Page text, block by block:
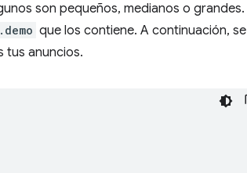
son pequeños, medianos o grandes.
.demo que los contiene. A continuación, se
tus anuncios.